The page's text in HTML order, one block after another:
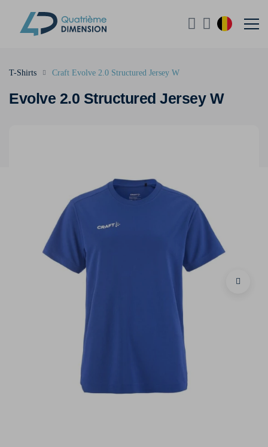
Evolve 2.0 Structured Jersey W
T-Shirts Craft Evolve 2.0 Structured Jersey W